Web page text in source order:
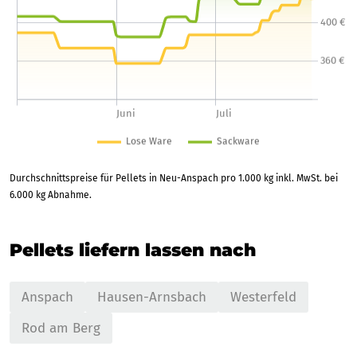
Durchschnittspreise für Pellets in Neu-Anspach pro 1.000 kg inkl. MwSt. bei
6.000 kg Abnahme.
Pellets liefern lassen nach
Anspach Hausen-Arnsbach
Westerfeld
Rod am Berg